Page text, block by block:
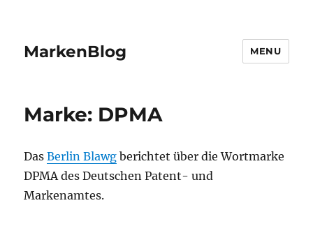
MarkenBlog MENU
Marke: DPMA
DasBerlin Blawg berichtet über die Wortmarke
DPMA des Deutschen Patent- und
Markenamtes.